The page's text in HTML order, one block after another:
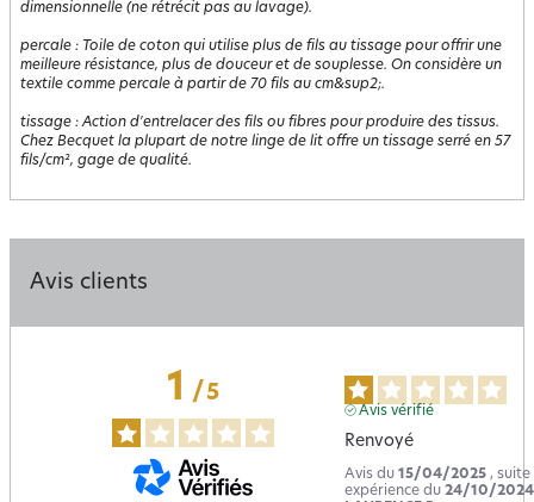
dimensionnelle (ne rétrécit pas au lavage).
percale : Toile de coton qui utilise plus de fils au tissage pour offrir une
meilleure résistance, plus de douceur et de souplesse. On considère un
textile comme percale à partir de 70 fils au cm&sup2;.
tissage :Action d'entrelacer des fils ou fibres pour produire des tissus.
Chez Becquet la plupart de notre linge de lit offre un tissage serré en 57
fils/cm², gage de qualité.
Avis clients
1/ 5
Avis vérifié
Renvoyé
Avis du 15/04/2025 , suite
expérience du 24/10/2024